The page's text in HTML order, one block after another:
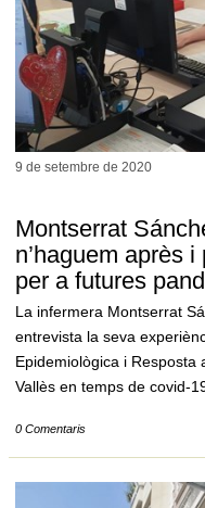
9 de setembre de 2020
Montserrat
n’haguem après
per a futures
La infermera Montserrat
entrevista la seva
Epidemiològica i Resposta
Vallès en temps de covid-
0 Comentaris